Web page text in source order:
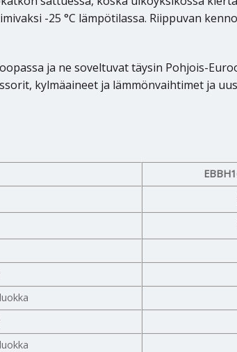
-25 °C lämpötilassa. Riippuvan
ja ne soveltuvat täysin Pohjois-
kylmäaineet ja lämmönvaihtimet ja